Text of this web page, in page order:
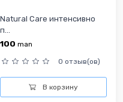
Natural Care интенсивно
п...
100 man
0 отзыв(ов)
В корзину